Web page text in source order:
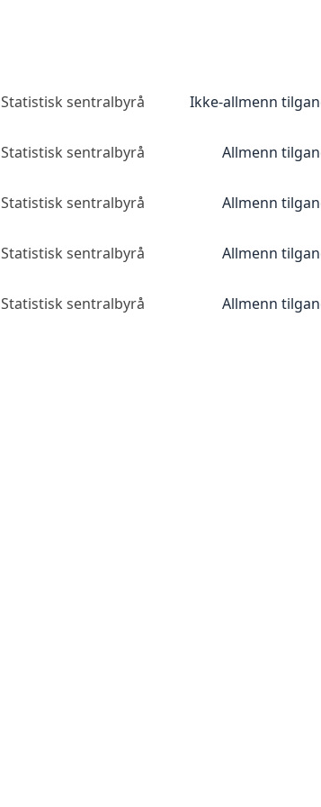
Statistisk sentralbyrå Ikke-allmenn
Statistisk sentralbyrå Allmenn
Statistisk sentralbyrå Allmenn
Statistisk sentralbyrå Allmenn
Statistisk sentralbyrå Allmenn